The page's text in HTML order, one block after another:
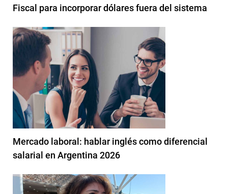
Fiscal para incorporar dólares fuera del sistema
Mercado laboral: hablar inglés como diferencial
salarial en Argentina 2026